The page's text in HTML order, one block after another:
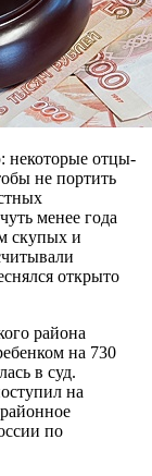
некоторые отцы-
не портить
менее года
скупых и
открыто
района
на 730
в суд.
на
по